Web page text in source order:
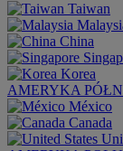
Taiwan
China
Korea
AMERYKA
México
Canada